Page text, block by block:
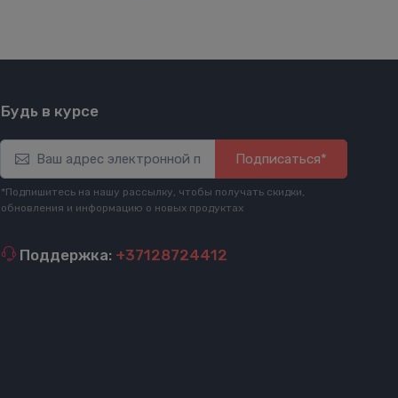
Будь в курсе
Подписаться*
*Подпишитесь на нашу рассылку, чтобы получать скидки,
обновления и информацию о новых продуктах
Поддержка: +37128724412